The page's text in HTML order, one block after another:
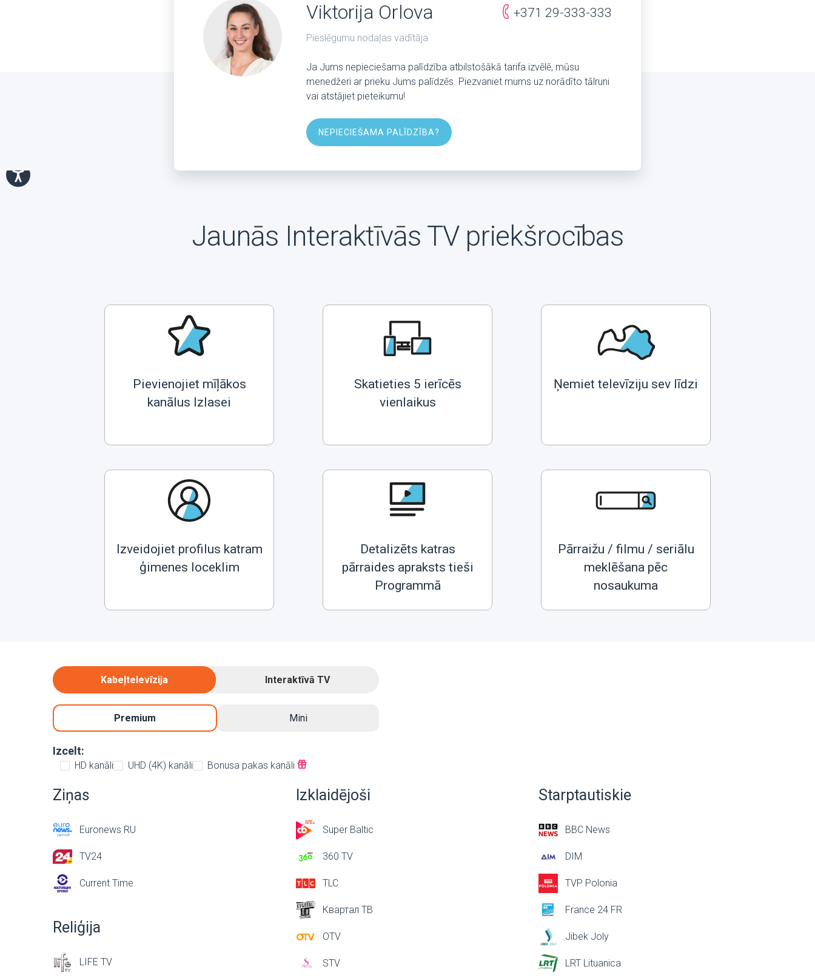
Viktorija Orlova
Pieslēgumu nodaļas vadītāja
+371 29-333-333
Ja Jums nepieciešama palīdzība atbilstošākā tarifa izvēlē, mūsu
menedžeri ar prieku Jums palīdzēs. Piezvaniet mums uz norādīto tālruni
vai atstājiet pieteikumu!
NEPIECIEŠAMA PALĪDZĪBA?
Jaunās Interaktīvās TV priekšrocības
Pievienojiet mīļākos
kanālus Izlasei
Skatieties 5 ierīcēs
vienlaikus
Ņemiet televīziju sev līdzi
Izveidojiet profilus katram
ģimenes loceklim
Detalizēts katras
pārraides apraksts tieši
Programmā
Pārraižu / filmu / seriālu
meklēšana pēc
nosaukuma
Kabeļtelevīzija Interaktīvā TV
Premium Mini
Izcelt:
HD kanāli UHD (4K) kanāli Bonusa pakas kanāli
Ziņas
Euronews RU
TV24
Current Time
Reliģija
LIFE TV
Izklaidējoši
Super Baltic
360 TV
TLC
Квартал ТВ
OTV
STV
Starptautiskie
BBC News
DIM
TVP Polonia
France 24 FR
Jibek Joly
LRT Lituanica